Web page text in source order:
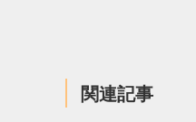
関連記事